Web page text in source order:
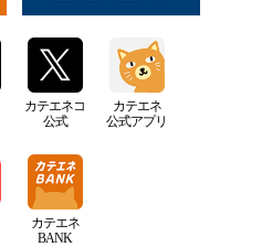
カテエネコ
公式
カテエネ
公式アプリ
カテエネ
BANK